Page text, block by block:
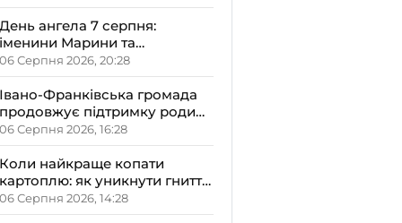
День ангела 7 серпня:
іменини Марини та
Олександра – чому варто
відзначити його в сімейному
колі
06 Серпня 2026, 20:28
Івано-Франківська громада
продовжує підтримку родин
з новонародженими
малюками
06 Серпня 2026, 16:28
Коли найкраще копати
картоплю: як уникнути гниття
врожаю
06 Серпня 2026, 14:28